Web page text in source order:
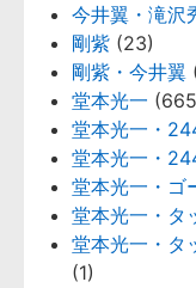
今井翼・滝沢
剛紫 (23)
剛紫・今井翼
堂本光一
堂本光一・
堂本光一・
堂本光一・ゴ
堂本光一・タ
堂本光一・タ
(1)